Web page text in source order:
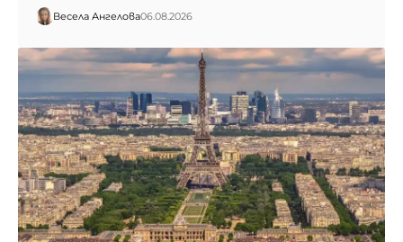
Весела Ангелова06.08.2026